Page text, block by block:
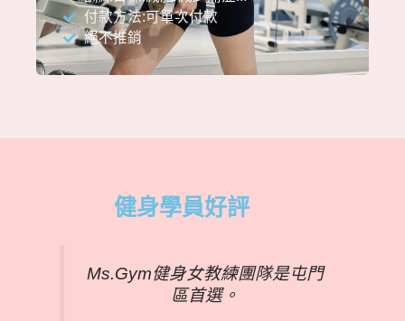
付款方法:可單次付款
絕不推銷
健身學員好評
Ms.Gym健身女教練團隊是屯門
區首選。